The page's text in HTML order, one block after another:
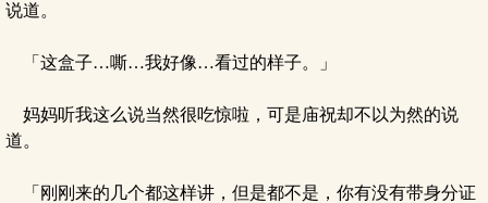
说道。
「这盒子…嘶…我好像…看过的样子。」
妈妈听我这么说当然很吃惊啦，可是庙祝却不以为然的说
道。
「刚刚来的几个都这样讲，但是都不是，你有没有带身分证